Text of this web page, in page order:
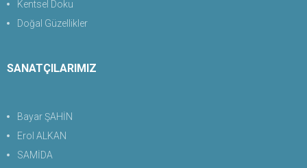
Kentsel Doku
Doğal Güzellikler
SANATÇILARIMIZ
Bayar ŞAHİN
Erol ALKAN
SAMİDA